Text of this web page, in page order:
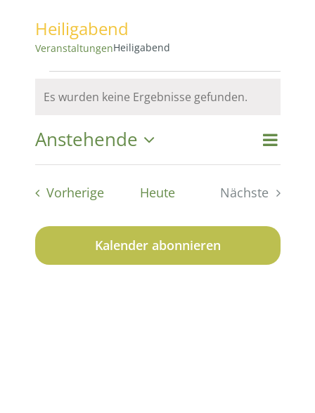
Heiligabend
VeranstaltungenHeiligabend
Veranstaltungen
Hinweis
Es wurden keine Ergebnisse gefunden.
und
Suche
Liste
Anstehende
Datum
VorherigeVeranstaltungen
Heute
Nächste
Kalender abonnieren